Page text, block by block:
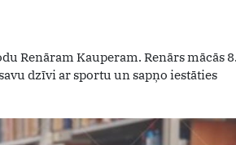
Renāram Kauperam. Renārs mācās 8.
dzīvi ar sportu un sapņo iestāties